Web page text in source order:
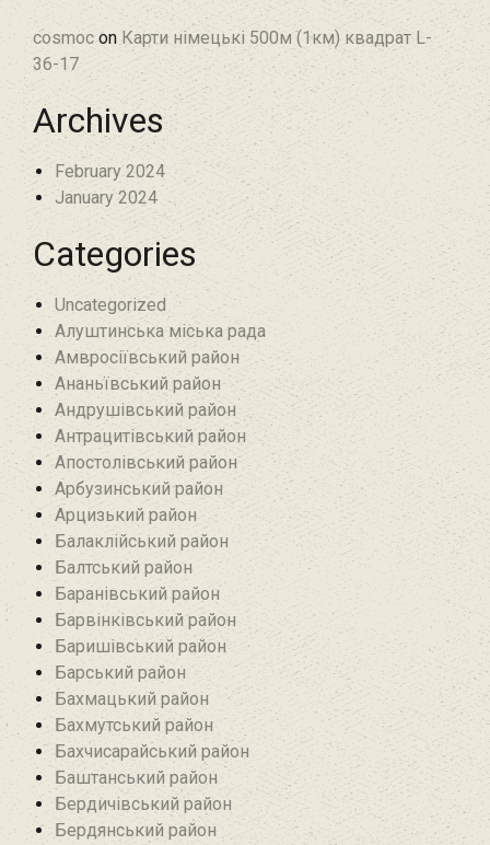
cosmoc on Карти німецькі 500м (1км) квадрат L-
36-17
Archives
February 2024
January 2024
Categories
Uncategorized
Алуштинська міська рада
Амвросіївський район
Ананьївський район‎
Андрушівський район‎
Антрацитівський район‎
Апостолівський район
Арбузинський район‎
Арцизький район‎
Балаклійський район
Балтський район‎
Баранівський район‎
Барвінківський район
Баришівський район
Барський район
Бахмацький район
Бахмутський район
Бахчисарайський район
Баштанський район
Бердичівський район
Бердянський район